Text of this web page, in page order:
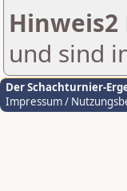
Hinweis2
und sind
Der Schachturnier-
Impressum /